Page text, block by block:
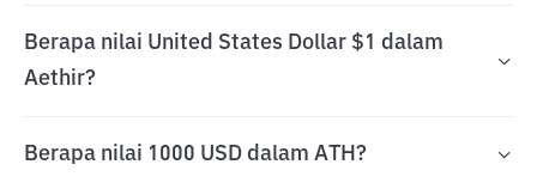
Berapa nilai United States Dollar $1 dalam
Aethir?
Berapa nilai 1000 USD dalam ATH?